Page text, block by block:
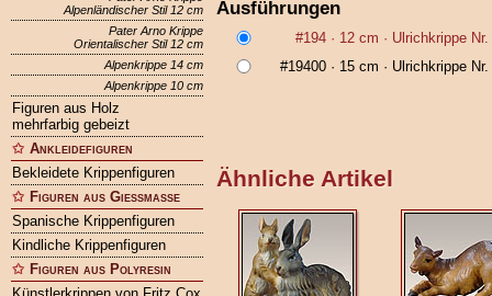
Alpenländischer Stil 12 cm
Pater Arno Krippe
Orientalischer Stil 12 cm
Alpenkrippe 14 cm
Alpenkrippe 10 cm
Figuren aus Holz
mehrfarbig gebeizt
Ankleidefiguren
Bekleidete Krippenfiguren
Figuren aus Gießmasse
Spanische Krippenfiguren
Kindliche Krippenfiguren
Figuren aus Polyresin
Ausführungen
#194 · 12 cm · Ulrichkrippe Nr.
#19400 · 15 cm · Ulrichkrippe Nr.
Ähnliche Artikel